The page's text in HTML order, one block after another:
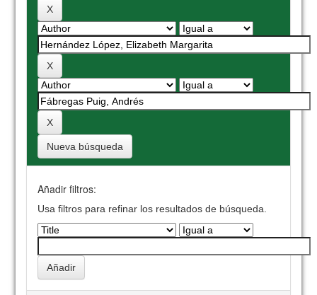
Nueva búsqueda
Añadir filtros:
Usa filtros para refinar los resultados de búsqueda.